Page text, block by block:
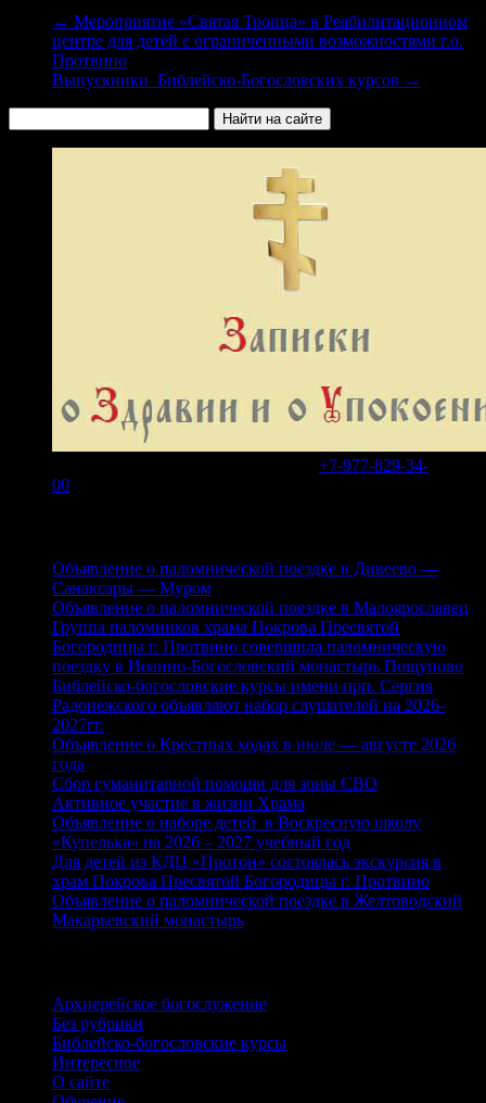
← Мероприятие «Святая Троица» в Реабилитационном
центре для детей с ограниченными возможностями г.о.
Протвино
Выпускники Библейско-Богословских курсов →
+7-977-829-34-
00
Объявление о паломнической поездке в Дивеево —
Санаксары — Муром
Объявление о паломнической поездке в Малоярославец
Группа паломников храма Покрова Пресвятой
Богородицы г. Протвино совершила паломническую
поездку в Иоанно-Богословский монастырь Пощупово
Библейско-богословские курсы имени прп. Сергия
Радонежского объявляют набор слушателей на 2026-
2027гг.
Объявление о Крестных ходах в июле — августе 2026
года
Сбор гуманитарной помощи для зоны СВО
Активное участие в жизни Храма
Объявление о наборе детей в Воскресную школу
«Купелька» на 2026 – 2027 учебный год
Для детей из КДЦ «Протон» состоялась экскурсия в
храм Покрова Пресвятой Богородицы г. Протвино
Объявление о паломнической поездке в Желтоводский
Макарьевский монастырь
Архиерейское богослужение
Без рубрики
Библейско-богословские курсы
Интересное
О сайте